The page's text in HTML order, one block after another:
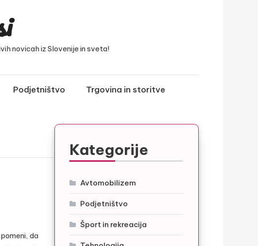
novicah iz Slovenije in sveta!
Podjetništvo Trgovina in storitve
da
Kategorije
Avtomobilizem
Podjetništvo
Šport in rekreacija